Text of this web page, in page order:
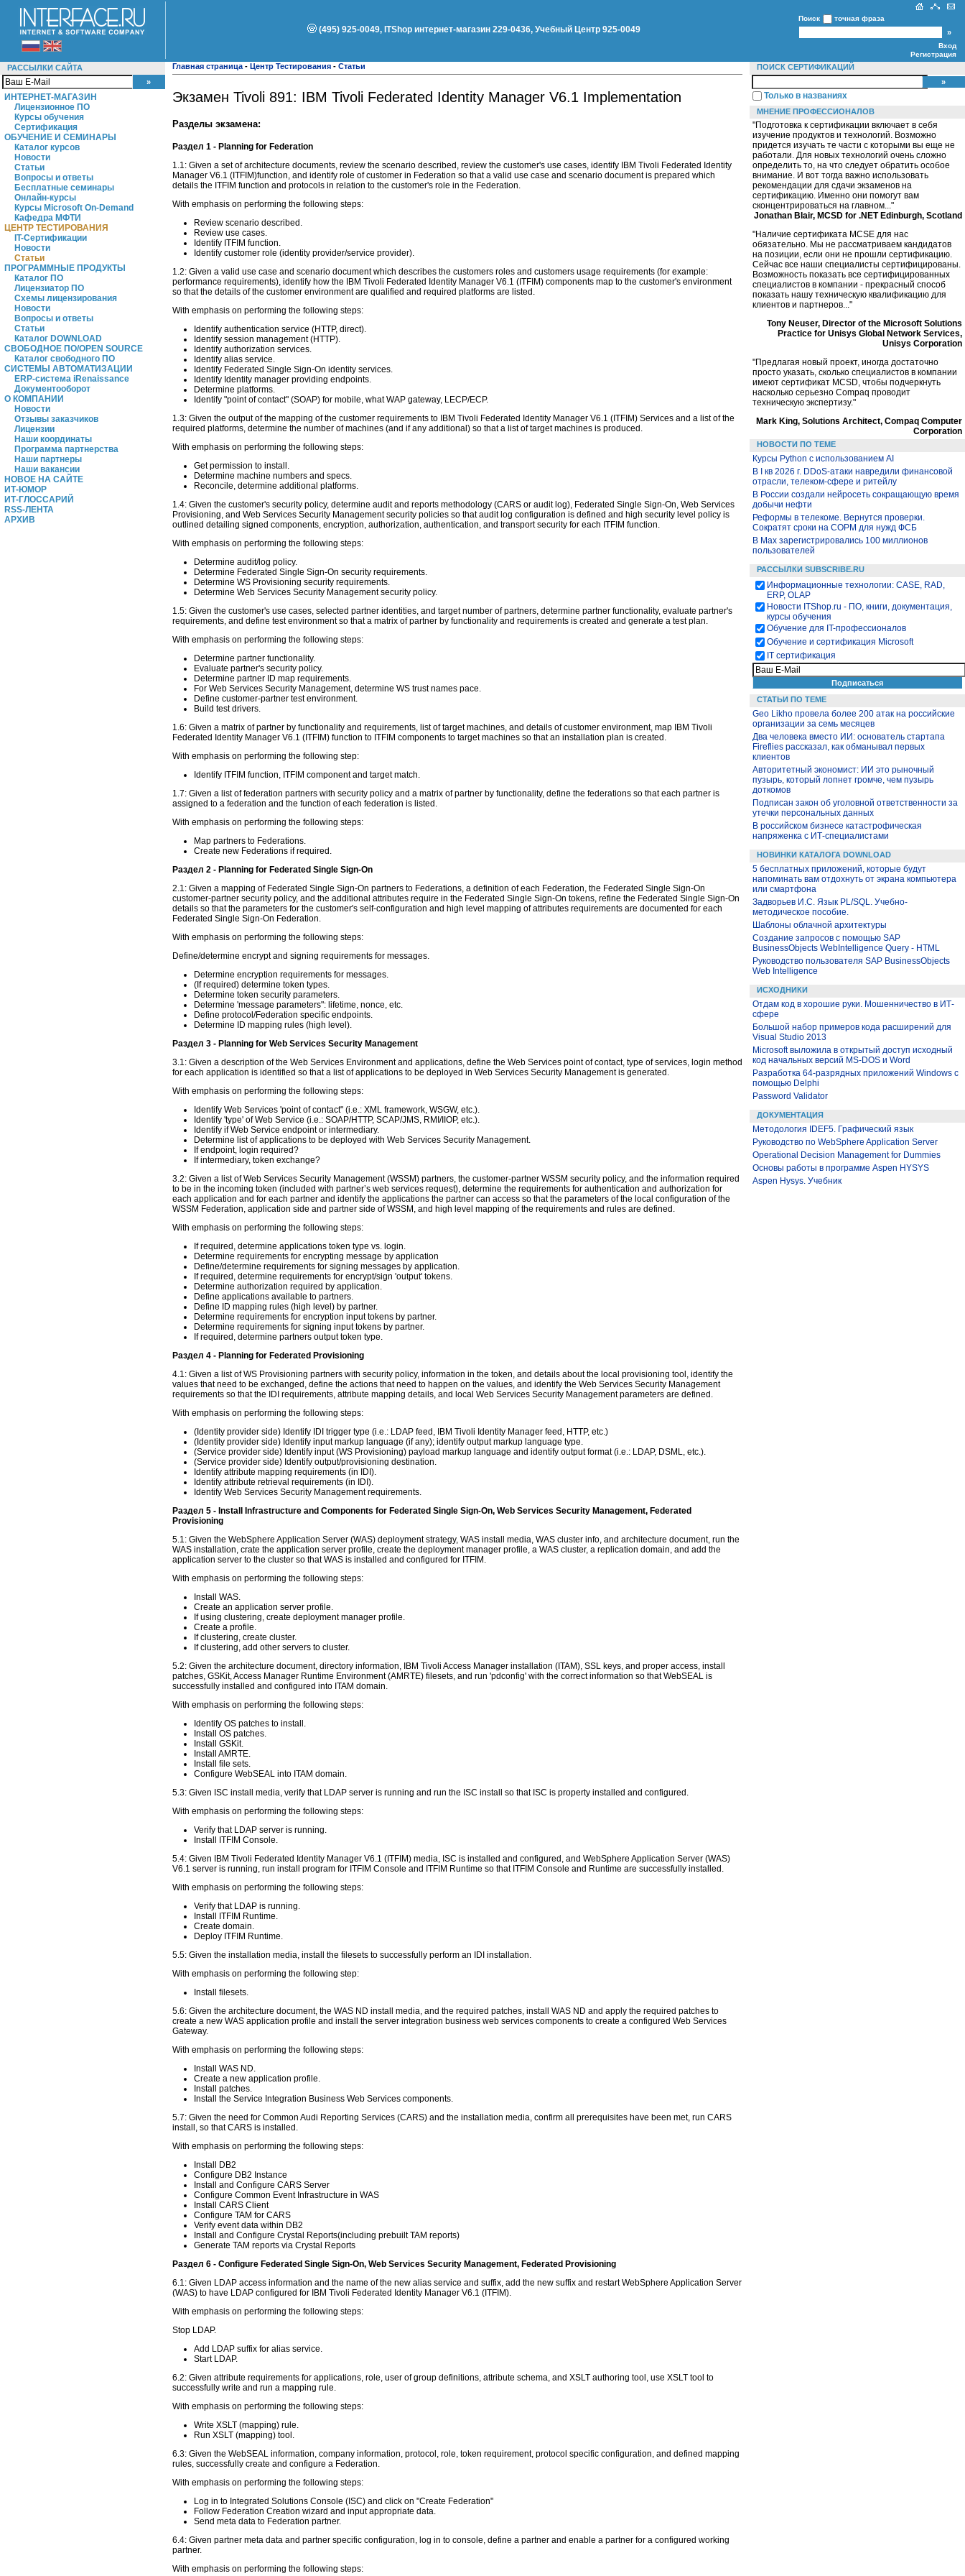
(495) 925-0049, ITShop интернет-магазин 229-0436, Учебный Центр 925-0049
Поиск точная фраза
Вход
Регистрация
РАССЫЛКИ САЙТА
ИНТЕРНЕТ-МАГАЗИН
Лицензионное ПО
Курсы обучения
Сертификация
ОБУЧЕНИЕ И СЕМИНАРЫ
Каталог курсов
Новости
Статьи
Вопросы и ответы
Бесплатные семинары
Онлайн-курсы
Курсы Microsoft On-Demand
Кафедра МФТИ
ЦЕНТР ТЕСТИРОВАНИЯ
IT-Сертификации
Новости
Статьи
ПРОГРАММНЫЕ ПРОДУКТЫ
Каталог ПО
Лицензиатор ПО
Схемы лицензирования
Новости
Вопросы и ответы
Статьи
Каталог DOWNLOAD
СВОБОДНОЕ ПО/OPEN SOURCE
Каталог свободного ПО
СИСТЕМЫ АВТОМАТИЗАЦИИ
ERP-система iRenaissance
Документооборот
О КОМПАНИИ
Новости
Отзывы заказчиков
Лицензии
Наши координаты
Программа партнерства
Наши партнеры
Наши вакансии
НОВОЕ НА САЙТЕ
ИТ-ЮМОР
ИТ-ГЛОССАРИЙ
RSS-ЛЕНТА
АРХИВ
Главная страница - Центр Тестирования - Статьи
Экзамен Tivoli 891: IBM Tivoli Federated Identity Manager V6.1 Implementation
Разделы экзамена:
Раздел 1 - Planning for Federation
1.1: Given a set of architecture documents, review the scenario described, review the customer's use cases, identify IBM Tivoli Federated Identity
Manager V6.1 (ITFIM)function, and identify role of customer in Federation so that a valid use case and scenario document is prepared which
details the ITFIM function and protocols in relation to the customer's role in the Federation.
With emphasis on performing the following steps:
Review scenario described.
Review use cases.
Identify ITFIM function.
Identify customer role (identity provider/service provider).
1.2: Given a valid use case and scenario document which describes the customers roles and customers usage requirements (for example:
performance requirements), identify how the IBM Tivoli Federated Identity Manager V6.1 (ITFIM) components map to the customer's environment
so that the details of the customer environment are qualified and required platforms are listed.
With emphasis on performing the following steps:
Identify authentication service (HTTP, direct).
Identify session management (HTTP).
Identify authorization services.
Identify alias service.
Identify Federated Single Sign-On identity services.
Identify Identity manager providing endpoints.
Determine platforms.
Identify "point of contact" (SOAP) for mobile, what WAP gateway, LECP/ECP.
1.3: Given the output of the mapping of the customer requirements to IBM Tivoli Federated Identity Manager V6.1 (ITFIM) Services and a list of the
required platforms, determine the number of machines (and if any additional) so that a list of target machines is produced.
With emphasis on performing the following steps:
Get permission to install.
Determine machine numbers and specs.
Reconcile, determine additional platforms.
1.4: Given the customer's security policy, determine audit and reports methodology (CARS or audit log), Federated Single Sign-On, Web Services
Provisioning, and Web Services Security Management security policies so that audit log configuration is defined and high security level policy is
outlined detailing signed components, encryption, authorization, authentication, and transport security for each ITFIM function.
With emphasis on performing the following steps:
Determine audit/log policy.
Determine Federated Single Sign-On security requirements.
Determine WS Provisioning security requirements.
Determine Web Services Security Management security policy.
1.5: Given the customer's use cases, selected partner identities, and target number of partners, determine partner functionality, evaluate partner's
requirements, and define test environment so that a matrix of partner by functionality and requirements is created and generate a test plan.
With emphasis on performing the following steps:
Determine partner functionality.
Evaluate partner's security policy.
Determine partner ID map requirements.
For Web Services Security Management, determine WS trust names pace.
Define customer-partner test environment.
Build test drivers.
1.6: Given a matrix of partner by functionality and requirements, list of target machines, and details of customer environment, map IBM Tivoli
Federated Identity Manager V6.1 (ITFIM) function to ITFIM components to target machines so that an installation plan is created.
With emphasis on performing the following step:
Identify ITFIM function, ITFIM component and target match.
1.7: Given a list of federation partners with security policy and a matrix of partner by functionality, define the federations so that each partner is
assigned to a federation and the function of each federation is listed.
With emphasis on performing the following steps:
Map partners to Federations.
Create new Federations if required.
Раздел 2 - Planning for Federated Single Sign-On
2.1: Given a mapping of Federated Single Sign-On partners to Federations, a definition of each Federation, the Federated Single Sign-On
customer-partner security policy, and the additional attributes require in the Federated Single Sign-On tokens, refine the Federated Single Sign-On
details so that the parameters for the customer's self-configuration and high level mapping of attributes requirements are documented for each
Federated Single Sign-On Federation.
With emphasis on performing the following steps:
Define/determine encrypt and signing requirements for messages.
Determine encryption requirements for messages.
(If required) determine token types.
Determine token security parameters.
Determine 'message parameters": lifetime, nonce, etc.
Define protocol/Federation specific endpoints.
Determine ID mapping rules (high level).
Раздел 3 - Planning for Web Services Security Management
3.1: Given a description of the Web Services Environment and applications, define the Web Services point of contact, type of services, login method
for each application is identified so that a list of applications to be deployed in Web Services Security Management is generated.
With emphasis on performing the following steps:
Identify Web Services 'point of contact" (i.e.: XML framework, WSGW, etc.).
Identify 'type' of Web Service (i.e.: SOAP/HTTP, SCAP/JMS, RMI/IIOP, etc.).
Identify if Web Service endpoint or intermediary.
Determine list of applications to be deployed with Web Services Security Management.
If endpoint, login required?
If intermediary, token exchange?
3.2: Given a list of Web Services Security Management (WSSM) partners, the customer-partner WSSM security policy, and the information required
to be in the incoming token (included with partner’s web services request), determine the requirements for authentication and authorization for
each application and for each partner and identify the applications the partner can access so that the parameters of the local configuration of the
WSSM Federation, application side and partner side of WSSM, and high level mapping of the requirements and rules are defined.
With emphasis on performing the following steps:
If required, determine applications token type vs. login.
Determine requirements for encrypting message by application
Define/determine requirements for signing messages by application.
If required, determine requirements for encrypt/sign 'output' tokens.
Determine authorization required by application.
Define applications available to partners.
Define ID mapping rules (high level) by partner.
Determine requirements for encryption input tokens by partner.
Determine requirements for signing input tokens by partner.
If required, determine partners output token type.
Раздел 4 - Planning for Federated Provisioning
4.1: Given a list of WS Provisioning partners with security policy, information in the token, and details about the local provisioning tool, identify the
values that need to be exchanged, define the actions that need to happen on the values, and identify the Web Services Security Management
requirements so that the IDI requirements, attribute mapping details, and local Web Services Security Management parameters are defined.
With emphasis on performing the following steps:
(Identity provider side) Identify IDI trigger type (i.e.: LDAP feed, IBM Tivoli Identity Manager feed, HTTP, etc.)
(Identity provider side) Identify input markup language (if any); identify output markup language type.
(Service provider side) Identify input (WS Provisioning) payload markup language and identify output format (i.e.: LDAP, DSML, etc.).
(Service provider side) Identify output/provisioning destination.
Identify attribute mapping requirements (in IDI).
Identify attribute retrieval requirements (in IDI).
Identify Web Services Security Management requirements.
Раздел 5 - Install Infrastructure and Components for Federated Single Sign-On, Web Services Security Management, Federated
Provisioning
5.1: Given the WebSphere Application Server (WAS) deployment strategy, WAS install media, WAS cluster info, and architecture document, run the
WAS installation, crate the application server profile, create the deployment manager profile, a WAS cluster, a replication domain, and add the
application server to the cluster so that WAS is installed and configured for ITFIM.
With emphasis on performing the following steps:
Install WAS.
Create an application server profile.
If using clustering, create deployment manager profile.
Create a profile.
If clustering, create cluster.
If clustering, add other servers to cluster.
5.2: Given the architecture document, directory information, IBM Tivoli Access Manager installation (ITAM), SSL keys, and proper access, install
patches, GSKit, Access Manager Runtime Environment (AMRTE) filesets, and run 'pdconfig' with the correct information so that WebSEAL is
successfully installed and configured into ITAM domain.
With emphasis on performing the following steps:
Identify OS patches to install.
Install OS patches.
Install GSKit.
Install AMRTE.
Install file sets.
Configure WebSEAL into ITAM domain.
5.3: Given ISC install media, verify that LDAP server is running and run the ISC install so that ISC is property installed and configured.
With emphasis on performing the following steps:
Verify that LDAP server is running.
Install ITFIM Console.
5.4: Given IBM Tivoli Federated Identity Manager V6.1 (ITFIM) media, ISC is installed and configured, and WebSphere Application Server (WAS)
V6.1 server is running, run install program for ITFIM Console and ITFIM Runtime so that ITFIM Console and Runtime are successfully installed.
With emphasis on performing the following steps:
Verify that LDAP is running.
Install ITFIM Runtime.
Create domain.
Deploy ITFIM Runtime.
5.5: Given the installation media, install the filesets to successfully perform an IDI installation.
With emphasis on performing the following step:
Install filesets.
5.6: Given the architecture document, the WAS ND install media, and the required patches, install WAS ND and apply the required patches to
create a new WAS application profile and install the server integration business web services components to create a configured Web Services
Gateway.
With emphasis on performing the following steps:
Install WAS ND.
Create a new application profile.
Install patches.
Install the Service Integration Business Web Services components.
5.7: Given the need for Common Audi Reporting Services (CARS) and the installation media, confirm all prerequisites have been met, run CARS
install, so that CARS is installed.
With emphasis on performing the following steps:
Install DB2
Configure DB2 Instance
Install and Configure CARS Server
Configure Common Event Infrastructure in WAS
Install CARS Client
Configure TAM for CARS
Verify event data within DB2
Install and Configure Crystal Reports(including prebuilt TAM reports)
Generate TAM reports via Crystal Reports
Раздел 6 - Configure Federated Single Sign-On, Web Services Security Management, Federated Provisioning
6.1: Given LDAP access information and the name of the new alias service and suffix, add the new suffix and restart WebSphere Application Server
(WAS) to have LDAP configured for IBM Tivoli Federated Identity Manager V6.1 (ITFIM).
With emphasis on performing the following steps:
Stop LDAP.
Add LDAP suffix for alias service.
Start LDAP.
6.2: Given attribute requirements for applications, role, user of group definitions, attribute schema, and XSLT authoring tool, use XSLT tool to
successfully write and run a mapping rule.
With emphasis on performing the following steps:
Write XSLT (mapping) rule.
Run XSLT (mapping) tool.
6.3: Given the WebSEAL information, company information, protocol, role, token requirement, protocol specific configuration, and defined mapping
rules, successfully create and configure a Federation.
With emphasis on performing the following steps:
Log in to Integrated Solutions Console (ISC) and click on "Create Federation"
Follow Federation Creation wizard and input appropriate data.
Send meta data to Federation partner.
6.4: Given partner meta data and partner specific configuration, log in to console, define a partner and enable a partner for a configured working
partner.
With emphasis on performing the following steps:
ПОИСК СЕРТИФИКАЦИЙ
Только в названиях
МНЕНИЕ ПРОФЕССИОНАЛОВ
"Подготовка к сертификации включает в себя
изучение продуктов и технологий. Возможно
придется изучать те части с которыми вы еще не
работали. Для новых технологий очень сложно
определить то, на что следует обратить особое
внимание. И вот тогда важно использовать
рекомендации для сдачи экзаменов на
сертификацию. Именно они помогут вам
сконцентрироваться на главном..."
Jonathan Blair, MCSD for .NET Edinburgh, Scotland
"Наличие сертификата MCSE для нас
обязательно. Мы не рассматриваем кандидатов
на позиции, если они не прошли сертификацию.
Сейчас все наши специалисты сертифицированы.
Возможность показать все сертифицированных
специалистов в компании - прекрасный способ
показать нашу техническую квалификацию для
клиентов и партнеров..."
Tony Neuser, Director of the Microsoft Solutions
Practice for Unisys Global Network Services,
Unisys Corporation
"Предлагая новый проект, иногда достаточно
просто указать, сколько специалистов в компании
имеют сертификат MCSD, чтобы подчеркнуть
насколько серьезно Compaq проводит
техническую экспертизу."
Mark King, Solutions Architect, Compaq Computer
Corporation
НОВОСТИ ПО ТЕМЕ
Курсы Python c использованием AI
В I кв 2026 г. DDoS-атаки навредили финансовой
отрасли, телеком-сфере и ритейлу
В России создали нейросеть сокращающую время
добычи нефти
Реформы в телекоме. Вернутся проверки.
Сократят сроки на СОРМ для нужд ФСБ
В Max зарегистрировались 100 миллионов
пользователей
РАССЫЛКИ SUBSCRIBE.RU
Информационные технологии: CASE, RAD,
ERP, OLAP
Новости ITShop.ru - ПО, книги, документация,
курсы обучения
Обучение для IT-профессионалов
Обучение и сертификация Microsoft
IT сертификация
СТАТЬИ ПО ТЕМЕ
Geo Likho провела более 200 атак на российские
организации за семь месяцев
Два человека вместо ИИ: основатель стартапа
Fireflies рассказал, как обманывал первых
клиентов
Авторитетный экономист: ИИ это рыночный
пузырь, который лопнет громче, чем пузырь
доткомов
Подписан закон об уголовной ответственности за
утечки персональных данных
В российском бизнесе катастрофическая
напряженка с ИТ-специалистами
НОВИНКИ КАТАЛОГА DOWNLOAD
5 бесплатных приложений, которые будут
напоминать вам отдохнуть от экрана компьютера
или смартфона
Задворьев И.С. Язык PL/SQL. Учебно-
методическое пособие.
Шаблоны облачной архитектуры
Создание запросов с помощью SAP
BusinessObjects WebIntelligence Query - HTML
Руководство пользователя SAP BusinessObjects
Web Intelligence
ИСХОДНИКИ
Отдам код в хорошие руки. Мошенничество в ИТ-
сфере
Большой набор примеров кода расширений для
Visual Studio 2013
Microsoft выложила в открытый доступ исходный
код начальных версий MS-DOS и Word
Разработка 64-разрядных приложений Windows с
помощью Delphi
Password Validator
ДОКУМЕНТАЦИЯ
Методология IDEF5. Графический язык
Руководство по WebSphere Application Server
Operational Decision Management for Dummies
Основы работы в программе Aspen HYSYS
Aspen Hysys. Учебник